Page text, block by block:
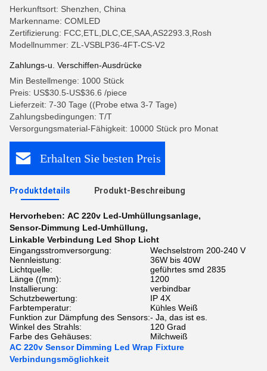
Herkunftsort: Shenzhen, China
Markenname: COMLED
Zertifizierung: FCC,ETL,DLC,CE,SAA,AS2293.3,Rosh
Modellnummer: ZL-VSBLP36-4FT-CS-V2
Zahlungs-u. Verschiffen-Ausdrücke
Min Bestellmenge: 1000 Stück
Preis: US$30.5-US$36.6 /piece
Lieferzeit: 7-30 Tage ((Probe etwa 3-7 Tage)
Zahlungsbedingungen: T/T
Versorgungsmaterial-Fähigkeit: 10000 Stück pro Monat
Erhalten Sie besten Preis
Produktdetails Produkt-Beschreibung
Hervorheben: AC 220v Led-Umhüllungsanlage,
Sensor-Dimmung Led-Umhüllung,
Linkable Verbindung Led Shop Licht
Eingangsstromversorgung:
Wechselstrom 200-240 V
Nennleistung:
36W bis 40W
Lichtquelle:
geführtes smd 2835
Länge ((mm):
1200
Installierung:
verbindbar
Schutzbewertung:
IP 4X
Farbtemperatur:
Kühles Weiß
Funktion zur Dämpfung des Sensors:- Ja, das ist es.
Winkel des Strahls:
120 Grad
Farbe des Gehäuses:
Milchweiß
AC 220v Sensor Dimming Led Wrap Fixture
Verbindungsmöglichkeit